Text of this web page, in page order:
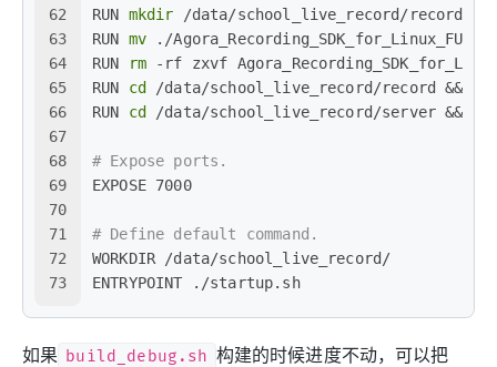
62
63
64
65
66
67
68
69
70
71
72
73
RUN mkdir /data/school_live_record/record/
RUN mv ./
RUN
rm -rf zxvf
RUN cd /data/school_live_record/record &&
RUN cd /data/school_live_record/server &&
# Expose ports.
EXPOSE 7000
# Define default command.
WORKDIR /data/school_live_record/
ENTRYPOINT ./startup.sh
如果 build_debug.sh 构建的时候进度不动，可以把